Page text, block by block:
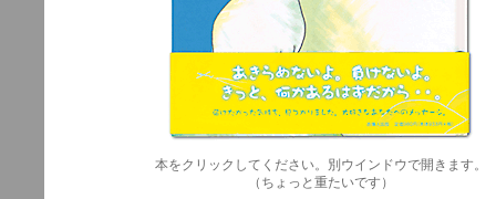
本をクリックしてください。別ウインドウで開きます。
（ちょっと重たいです）